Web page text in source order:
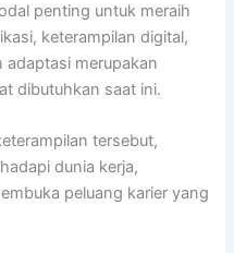
penting untuk meraih
keterampilan digital,
adaptasi merupakan
dibutuhkan saat ini.
tersebut,
dunia kerja,
peluang karier yang